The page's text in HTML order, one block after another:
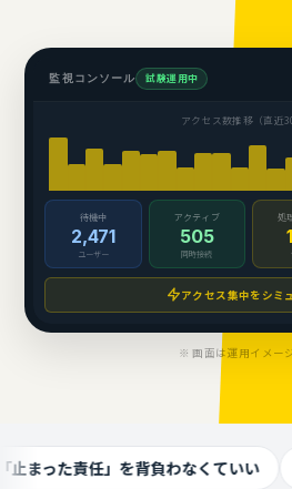
監視コンソール 試験運用中
アクセス数推移（直近
待機中
2,472
ユーザー
アクティブ
506
同時接続
処
アクセス集中をシミ
※ 画面は運用イメー
責任」を背負わなくていい 本番